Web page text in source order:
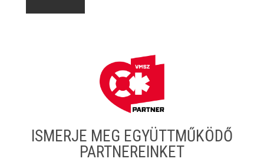
ISMERJE MEG EGYÜTTMŰKÖDŐ
PARTNEREINKET